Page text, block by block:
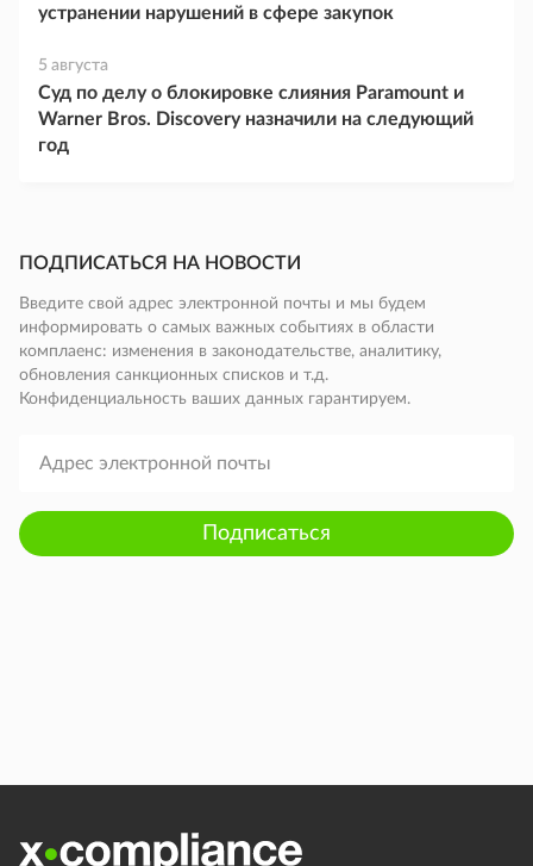
устранении нарушений в сфере закупок
5 августа
Суд по делу о блокировке слияния Paramount и
Warner Bros. Discovery назначили на следующий
год
ПОДПИСАТЬСЯ НА НОВОСТИ
Введите свой адрес электронной почты и мы будем
информировать о самых важных событиях в области
комплаенс: изменения в законодательстве, аналитику,
обновления санкционных списков и т.д.
Конфиденциальность ваших данных гарантируем.
Подписаться